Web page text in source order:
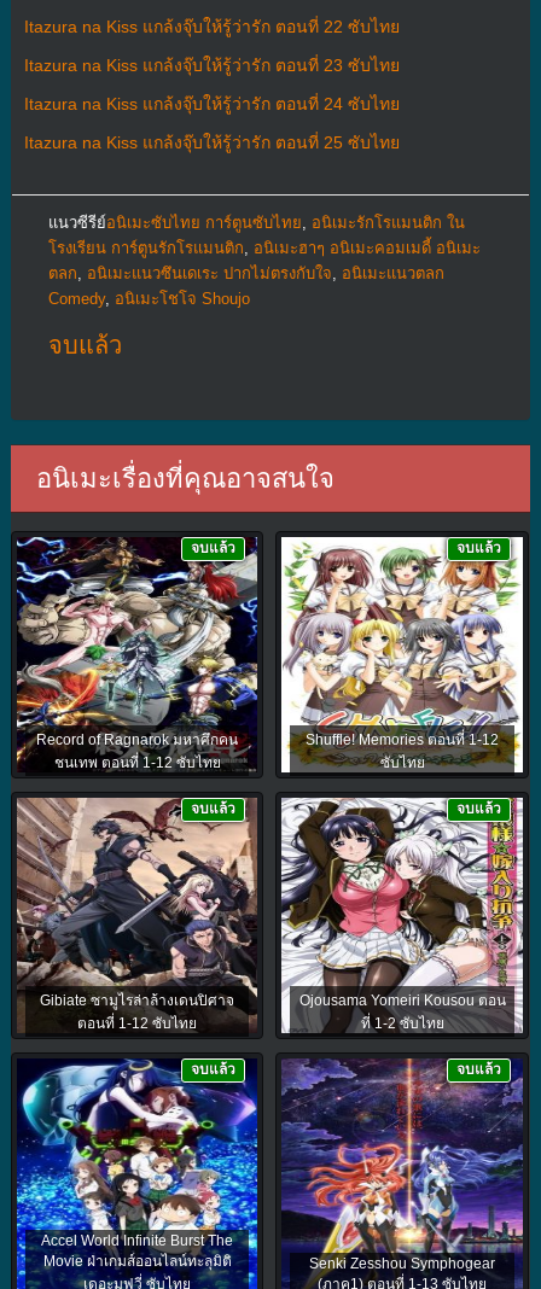
Itazura na Kiss แกล้งจุ๊บให้รู้ว่ารัก ตอนที่ 22 ซับไทย
Itazura na Kiss แกล้งจุ๊บให้รู้ว่ารัก ตอนที่ 23 ซับไทย
Itazura na Kiss แกล้งจุ๊บให้รู้ว่ารัก ตอนที่ 24 ซับไทย
Itazura na Kiss แกล้งจุ๊บให้รู้ว่ารัก ตอนที่ 25 ซับไทย
แนวซีรีย์อนิเมะซับไทย การ์ตูนซับไทย
อนิเมะรักโรแมนติก ใน
โรงเรียน การ์ตูนรักโรแมนติก
อนิเมะฮาๆ อนิเมะคอมเมดี้ อนิเมะ
ตลก
อนิเมะแนวซึนเดเระ ปากไม่ตรงกับใจ
อนิเมะแนวตลก
Comedy, อนิเมะโชโจ Shoujo
จบแล้ว
อนิเมะเรื่องที่คุณอาจสนใจ
Record of Ragnarok มหาศึกคน
ชนเทพ ตอนที่ 1-12 ซับไทย
จบแล้ว
Shuffle! Memories ตอนที่ 1-12
ซับไทย
จบแล้ว
Gibiate ซามูไรล่าล้างเดนปิศาจ
ตอนที่ 1-12 ซับไทย
จบแล้ว
Ojousama Yomeiri Kousou ตอน
ที่ 1-2 ซับไทย
จบแล้ว
Accel World Infinite Burst The
Movie ฝ่าเกมส์ออนไลน์ทะลุมิติ
เดอะมูฟวี่ ซับไทย
จบแล้ว
Senki Zesshou Symphogear
(ภาค1) ตอนที่ 1-13 ซับไทย
จบแล้ว